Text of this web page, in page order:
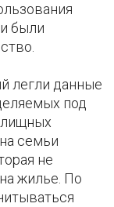
были
легли данные
под
семьи
не
жилье. По